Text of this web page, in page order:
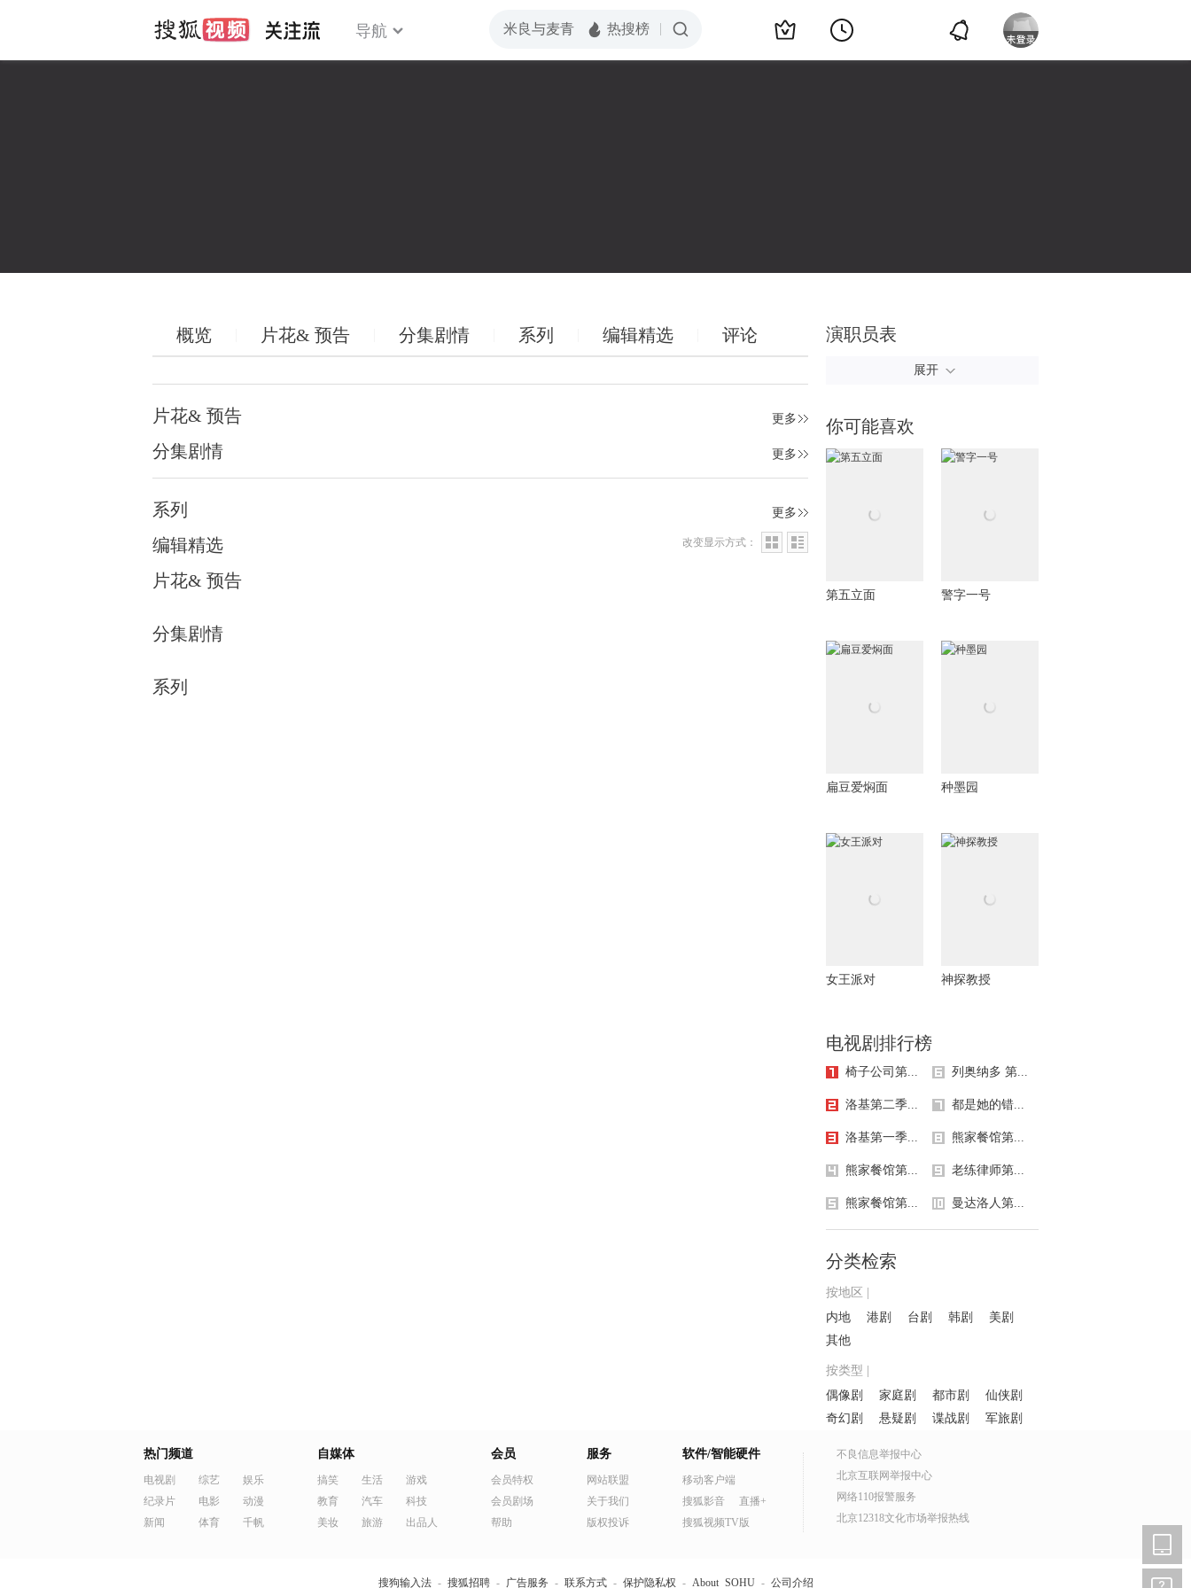
导航
概览 片花& 预告 分集剧情 系列 编辑精选 评论
片花& 预告 更多
分集剧情 更多
系列 更多
编辑精选 改变显示方式：
片花& 预告
分集剧情
系列
演职员表
展开
你可能喜欢
第五立面 警字一号
扁豆爱焖面 种墨园
女王派对 神探教授
电视剧排行榜
椅子公司第...
洛基第二季...
洛基第一季...
熊家餐馆第...
熊家餐馆第...
列奥纳多 第...
都是她的错...
熊家餐馆第...
老练律师第...
曼达洛人第...
分类检索
按地区 |
内地
港剧 台剧 韩剧
美剧
其他
按类型 |
偶像剧
家庭剧 都市剧
仙侠剧
奇幻剧
悬疑剧 谍战剧 军旅剧
热门频道
电视剧
纪录片
新闻
综艺
电影
体育
娱乐
动漫
千帆
自媒体
搞笑
教育
美妆
生活
汽车
旅游
游戏
科技
出品人
会员
会员特权
会员剧场
帮助
服务
网站联盟
关于我们
版权投诉
软件/智能硬件
移动客户端
搜狐影音
直播+
搜狐视频TV版
不良信息举报中心
北京互联网举报中心
网络110报警服务
北京12318文化市场举报热线
搜狗输入法- 搜狐招聘- 广告服务 - 联系方式- 保护隐私权 - About SOHU- 公司介绍